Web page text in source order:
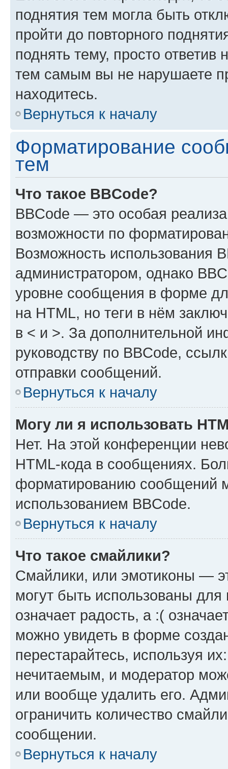
поднятия тем могла быть
пройти до повторного
поднять тему, просто ответив
тем самым вы не нарушаете
находитесь.
Вернуться к началу
Форматирование
тем
Что такое BBCode?
BBCode — это особая
возможности по
Возможность использования
администратором, однако
уровне сообщения в форме
на HTML, но теги в нём
в < и >. За дополнительной
руководству по BBCode,
отправки сообщений.
Вернуться к началу
Могу ли я использовать
Нет. На этой конференции
HTML-кода в сообщениях.
форматированию сообщений
использованием BBCode.
Вернуться к началу
Что такое смайлики?
Смайлики, или эмотиконы —
могут быть использованы
означает радость, а :(
можно увидеть в форме
перестарайтесь, используя
нечитаемым, и модератор
или вообще удалить его.
ограничить количество
сообщении.
Вернуться к началу